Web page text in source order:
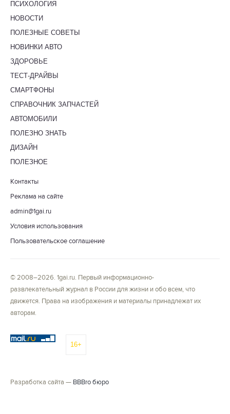
ПСИХОЛОГИЯ
НОВОСТИ
ПОЛЕЗНЫЕ СОВЕТЫ
НОВИНКИ АВТО
ЗДОРОВЬЕ
ТЕСТ-ДРАЙВЫ
СМАРТФОНЫ
СПРАВОЧНИК ЗАПЧАСТЕЙ
АВТОМОБИЛИ
ПОЛЕЗНО ЗНАТЬ
ДИЗАЙН
ПОЛЕЗНОЕ
Контакты
Реклама на сайте
admin@1gai.ru
Условия использования
Пользовательское соглашение
© 2008–2026. 1gai.ru. Первый информационно-
развлекательный журнал в России для жизни и обо всем, что
движется. Права на изображения и материалы принадлежат их
авторам.
16+
Разработка сайта — BBBro бюро